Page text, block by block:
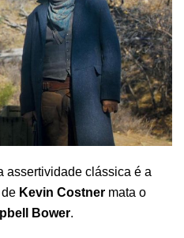
assertividade clássica é a
Kevin Costner mata o
Bower.